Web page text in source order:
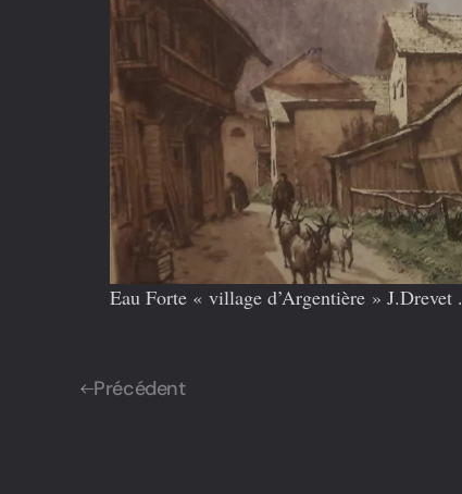
Eau Forte « village d’Argentière » J.Drevet .
Précédent